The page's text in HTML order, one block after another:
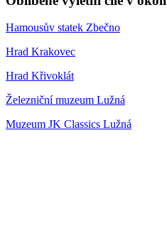
Hamousův statek Zbečno
Hrad Krakovec
Hrad Křivoklát
Železniční muzeum Lužná
Muzeum JK Classics Lužná